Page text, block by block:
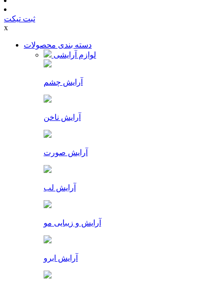
ثبت تیکت
x
دسته بندی محصولات
لوازم آرایشی
آرایش چشم
آرایش ناخن
آرایش صورت
آرایش لب
آرایش و زیبایی مو
آرایش ابرو